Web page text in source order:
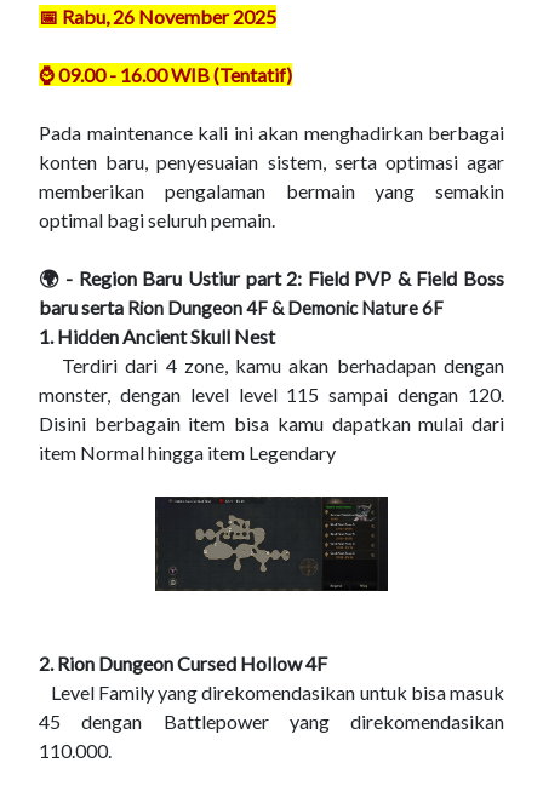
📅 Rabu, 26 November 2025
⌚ 09.00 - 16.00 WIB (Tentatif)
Pada maintenance kali ini akan menghadirkan berbagai
konten baru, penyesuaian sistem, serta optimasi agar
memberikan pengalaman bermain yang semakin
optimal bagi seluruh pemain.
🌍 - Region Baru Ustiur part 2: Field PVP & Field Boss
baru serta Rion Dungeon 4F&Demonic Nature 6F
1. Hidden Ancient Skull Nest
Terdiri dari 4 zone, kamu akan berhadapan dengan
monster, dengan level level 115 sampai dengan 120.
Disini berbagain item bisa kamu dapatkan mulai dari
item Normal hingga item Legendary
2. Rion Dungeon Cursed Hollow 4F
Level Family yang direkomendasikan untuk bisa masuk
45 dengan Battlepower yang direkomendasikan
110.000.